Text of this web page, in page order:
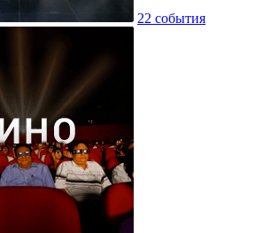
22 события